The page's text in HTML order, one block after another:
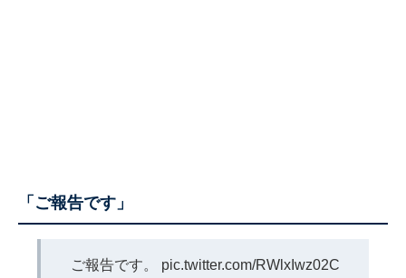
「ご報告です」
ご報告です。 pic.twitter.com/RWlxIwz02C